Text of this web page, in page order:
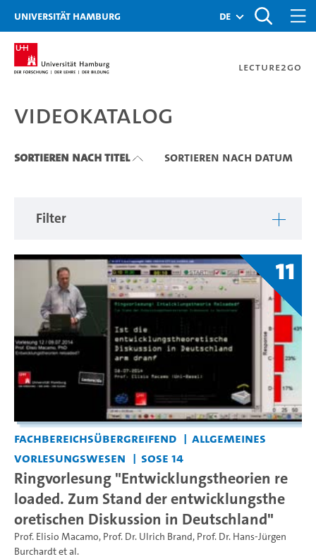
Zu den Filtern
Zur Metanavigation
Zur Hauptnavigation
Zur Suche
Zum Inhalt
Zum Seitenfuss
Universität Hamburg de
Lecture2Go
Videokatalog
Videokatalog
Sortieren nach Titel Sortieren nach Datum
Filter
11
Fachbereichsübergreifend
Allgemeines
Vorlesungswesen
SoSe 14
Ringvorlesung "Entwicklungstheorien re
loaded. Zum Stand der entwicklungsthe
oretischen Diskussion in Deutschland"
Prof. Elisio Macamo, Prof. Dr. Ulrich Brand, Prof. Dr. Hans-Jürgen
Burchardtet al.